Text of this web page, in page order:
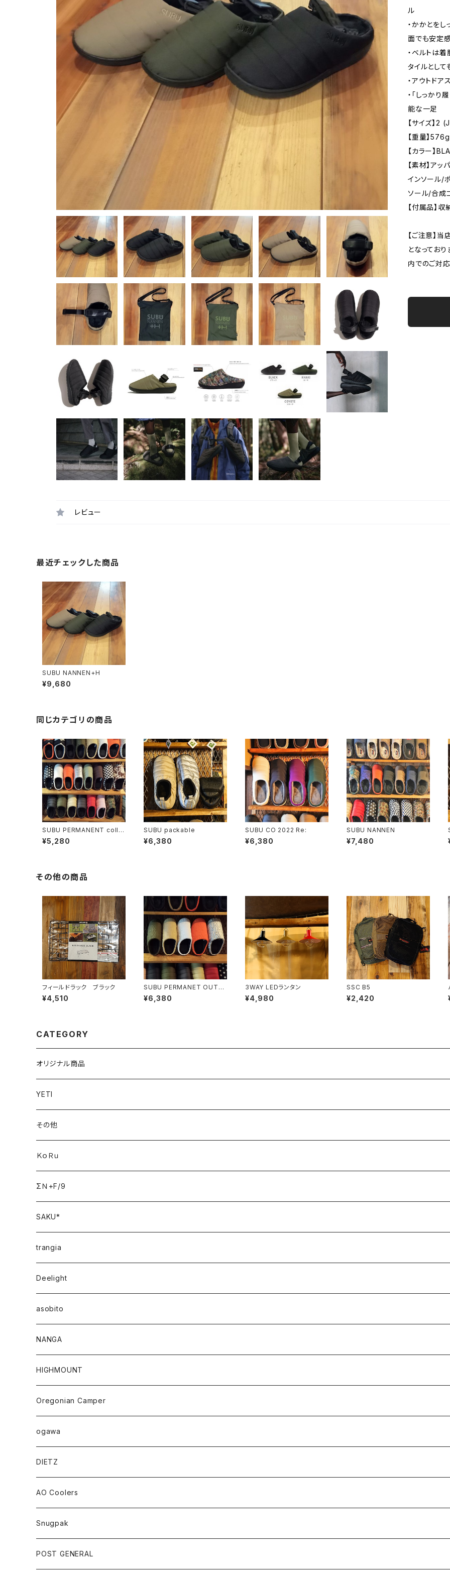
ル
・かかとを
面でも安定
・ベルトは
タイルとし
・アウトドア
・「しっかり
能な一足
【サイズ】
【重量】576g
【カラー】
【素材】ア
インソール/
ソール/合成
【付属品】収
【ご注意】
となってお
内でのご対
レビュー
最近チェックした商品
SUBU NANNEN+H
¥9,680
同じカテゴリの商品
SUBU PERMANENT colle
ction
¥5,280
SUBU packable
¥6,380
SUBU CO 2022 Re:
¥6,380
SUBU NANNEN
¥7,480
その他の商品
フィールドラック ブラック
¥4,510
SUBU PERMANET OUTLI
NE
¥6,380
3WAY LEDランタン
¥4,980
SSC B5
¥2,420
CATEGORY
オリジナル商品
YETI
その他
ＫｏＲｕ
ΣＮ+F/9
SAKU*
trangia
Deelight
asobito
NANGA
HIGHMOUNT
Oregonian Camper
ogawa
DIETZ
AO Coolers
Snugpak
POST GENERAL